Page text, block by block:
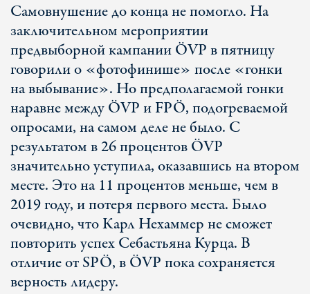
Самовнушение до конца не помогло. На
заключительном мероприятии
предвыборной кампании ÖVP в пятницу
говорили о «фотофинише» после «гонки
на выбывание». Но предполагаемой гонки
наравне между ÖVP и FPÖ, подогреваемой
опросами, на самом деле не было. С
результатом в 26 процентов ÖVP
значительно уступила, оказавшись на втором
месте. Это на 11 процентов меньше, чем в
2019 году, и потеря первого места. Было
очевидно, что Карл Нехаммер не сможет
повторить успех Себастьяна Курца. В
отличие от SPÖ, в ÖVP пока сохраняется
верность лидеру.